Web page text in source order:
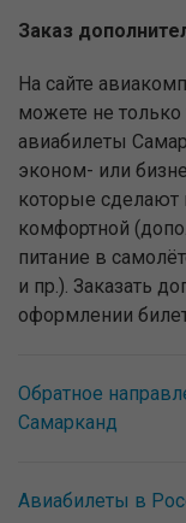
Заказ
На сайте
можете не
авиабилеты
эконом- или
которые сделают
комфортной
питание в
и пр.). Заказать
оформлении
Обратное
Самарканд
Авиабилеты в